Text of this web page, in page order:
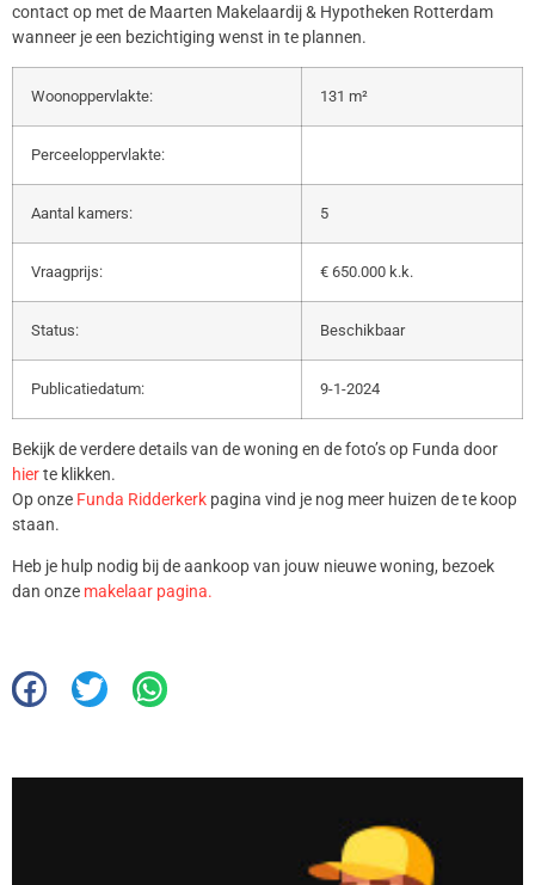
contact op met de Maarten Makelaardij & Hypotheken Rotterdam
wanneer je een bezichtiging wenst in te plannen.
Woonoppervlakte: 131 m²
Perceeloppervlakte:
Aantal kamers: 5
Vraagprijs: € 650.000 k.k.
Status: Beschikbaar
Publicatiedatum: 9-1-2024
Bekijk de verdere details van de woning en de foto’s op Funda door
hierte klikken.
Op onze Funda Ridderkerk pagina vind je nog meer huizen de te koop
staan.
Heb je hulp nodig bij de aankoop van jouw nieuwe woning, bezoek
dan onze makelaar pagina.